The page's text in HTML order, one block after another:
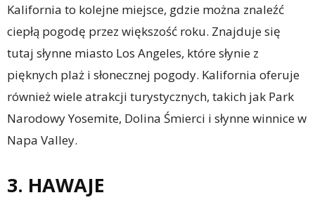
Kalifornia to kolejne miejsce, gdzie można znaleźć
ciepłą pogodę przez większość roku. Znajduje się
tutaj słynne miasto Los Angeles, które słynie z
pięknych plaż i słonecznej pogody. Kalifornia oferuje
również wiele atrakcji turystycznych, takich jak Park
Narodowy Yosemite, Dolina Śmierci i słynne winnice w
Napa Valley.
3. HAWAJE